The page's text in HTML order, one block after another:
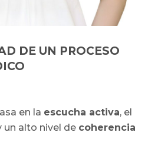
DE UN PROCESO
en la escucha activa, el
un alto nivel de coherencia